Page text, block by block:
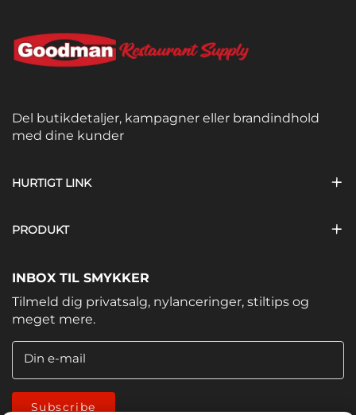
Del butikdetaljer, kampagner eller brandindhold
med dine kunder
HURTIGT LINK
PRODUKT
INBOX TIL SMYKKER
Tilmeld dig privatsalg, nylanceringer, stiltips og
meget mere.
Din e-mail
Subscribe